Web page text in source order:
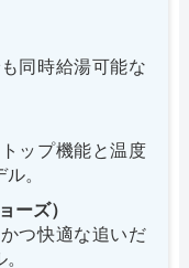
同時給湯可能な
ップ機能と温度
。
ーズ）
つ快適な追いだ